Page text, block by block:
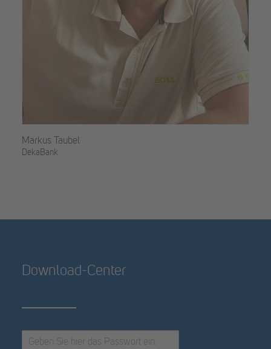
Markus Taubel
DekaBank
Download-Center